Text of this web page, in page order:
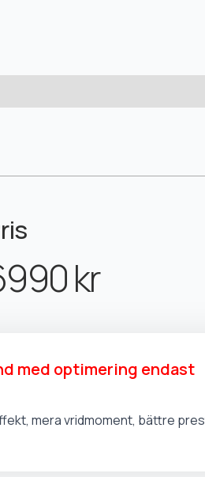
kr
med optimering endast
mera vridmoment, bättre